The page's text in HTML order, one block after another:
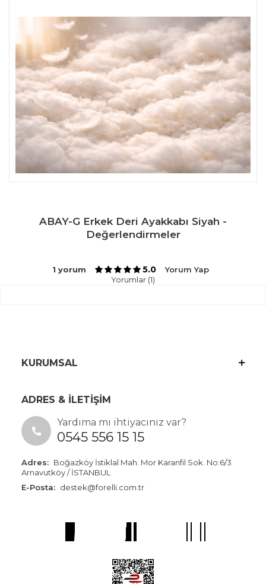
ABAY-G Erkek Deri Ayakkabı Siyah -
Değerlendirmeler
1 yorum 5.0
Yorum Yap
Yorumlar (1)
KURUMSAL
ADRES & İLETİŞİM
Yardıma mı ihtiyacınız var?
0545 556 15 15
Adres: Boğazköy İstiklal Mah. Mor Karanfil Sok. No:6/3
Arnavutköy / İSTANBUL
E-Posta: destek@forelli.com.tr